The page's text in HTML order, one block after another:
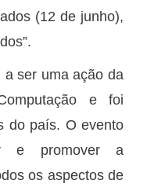
(12 de junho),
a ser uma ação da
e foi
do país. O evento
e promover a
os aspectos de